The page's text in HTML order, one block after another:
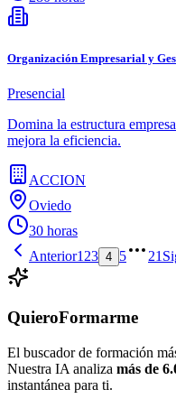
Organización Empresarial y
Presencial
Domina la estructura
mejora la eficiencia.
ACCION
Oviedo
30 horas
Anterior1 23 4 5 21
QuieroFormarme
El buscador de formación
Nuestra IA analiza más de
instantánea para ti.